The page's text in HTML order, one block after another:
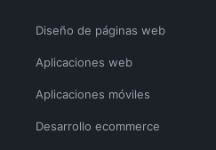
Diseño de páginas web
Aplicaciones web
Aplicaciones móviles
Desarrollo ecommerce